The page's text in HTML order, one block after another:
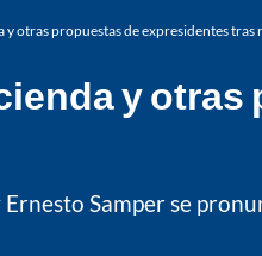
y otras propuestas de expresidentes
y
Samper se